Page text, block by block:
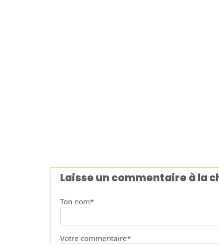
Laisse un commentaire à la
Ton nom*
Votre commentaire*